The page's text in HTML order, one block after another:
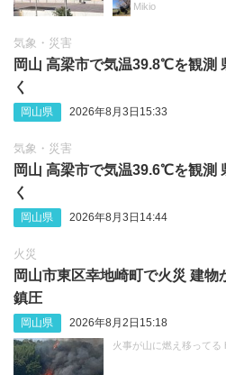
Mikio
気象・災害
岡山 高梁市で気温39.8℃を観測
く
岡山県 2026年8月3日15:33
気象・災害
岡山 高梁市で気温39.6℃を観測
く
岡山県 2026年8月3日14:44
火災
岡山市東区幸地崎町で火災 建物
鎮圧
岡山県 2026年8月2日15:18
火事が山に燃え移ってる